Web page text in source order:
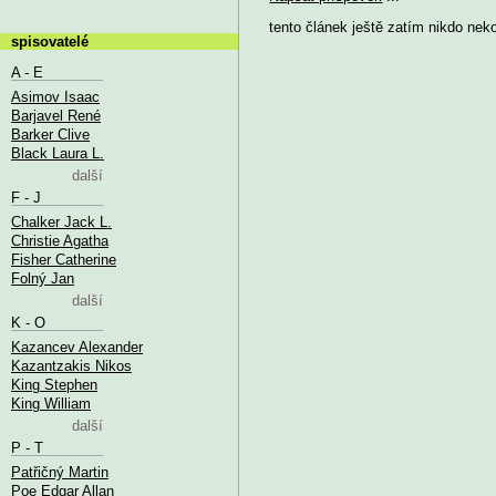
tento článek ještě zatím nikdo
spisovatelé
A - E
Asimov Isaac
Barjavel René
Barker Clive
Black Laura L.
další
F - J
Chalker Jack L.
Christie Agatha
Fisher Catherine
Folný Jan
další
K - O
Kazancev Alexander
Kazantzakis Nikos
King Stephen
King William
další
P - T
Patřičný Martin
Poe Edgar Allan